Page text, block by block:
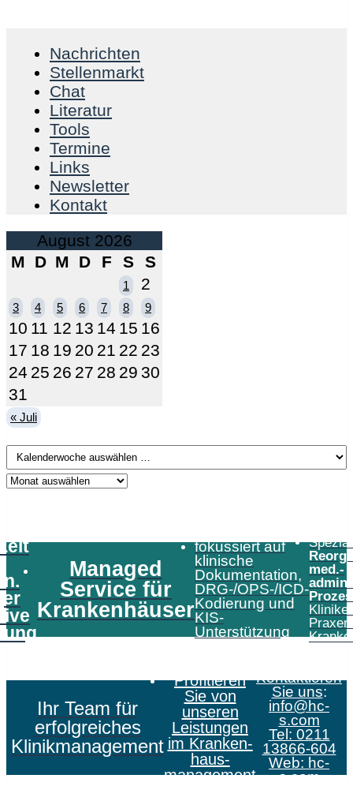
Nachrichten
Stellenmarkt
Chat
Literatur
Tools
Termine
Links
Newsletter
Kontakt
August 2026
M
D M D F S S
1 2
3 4 5 6 7 8 9
10 11 12 13 14 15 16
17 18 19 20 21 22 23
24 25 26 27 28 29 30
31
« Juli
Managed
Service für
Krankenhäuser
fokussiert auf
klinische
Dokumentation,
DRG-/OPS-/ICD-
Kodierung und
KIS-
Unterstützung
med.-
Ihr Team für
erfolgreiches
Klinikmanagement
Profitieren
Sie von
unseren
Leistungen
im Kranken­
haus­
management
Kontaktieren
Sie uns:
info@hc-
s.com
Tel: 0211
13866-604
Web: hc-
s.com